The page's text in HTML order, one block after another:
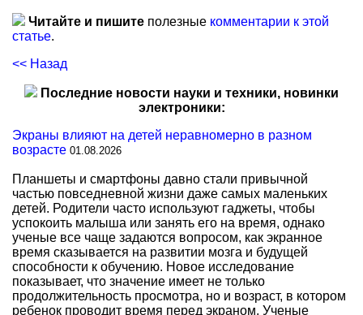
Читайте и пишите полезные комментарии к этой
статье.
<< Назад
Последние новости науки и техники, новинки
электроники:
Экраны влияют на детей неравномерно в разном
возрасте 01.08.2026
Планшеты и смартфоны давно стали привычной
частью повседневной жизни даже самых маленьких
детей. Родители часто используют гаджеты, чтобы
успокоить малыша или занять его на время, однако
ученые все чаще задаются вопросом, как экранное
время сказывается на развитии мозга и будущей
способности к обучению. Новое исследование
показывает, что значение имеет не только
продолжительность просмотра, но и возраст, в котором
ребенок проводит время перед экраном. Ученые